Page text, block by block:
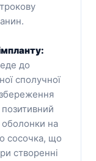
до
сполучної
позитивний
оболонки на
сосочка, що
створенні